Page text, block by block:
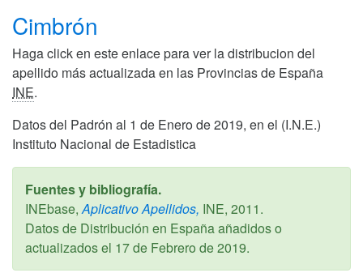
Cimbrón
Haga click en este enlace para ver la distribucion del
apellido más actualizada en las Provincias de España
INE.
Datos del Padrón al 1 de Enero de 2019, en el (I.N.E.)
Instituto Nacional de Estadistica
Fuentes y bibliografía.
INEbase,Aplicativo Apellidos, INE, 2011.
Datos de Distribución en España añadidos o
actualizados el 17 de Febrero de 2019.